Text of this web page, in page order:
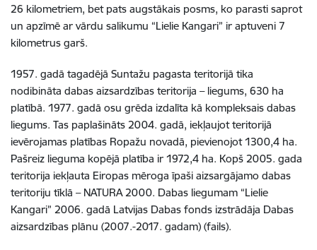
26 kilometriem, bet pats augstākais posms, ko parasti saprot
un apzīmē ar vārdu salikumu “Lielie Kangari” ir aptuveni 7
kilometrus garš.
1957. gadā tagadējā Suntažu pagasta teritorijā tika
nodibināta dabas aizsardzības teritorija – liegums, 630 ha
platībā. 1977. gadā osu grēda izdalīta kā kompleksais dabas
liegums. Tas paplašināts 2004. gadā, iekļaujot teritorijā
ievērojamas platības Ropažu novadā, pievienojot 1300,4 ha.
Pašreiz lieguma kopējā platība ir 1972,4 ha. Kopš 2005. gada
teritorija iekļauta Eiropas mēroga īpaši aizsargājamo dabas
teritoriju tīklā – NATURA 2000. Dabas liegumam “Lielie
Kangari” 2006. gadā Latvijas Dabas fonds izstrādāja Dabas
aizsardzības plānu (2007.-2017. gadam) (fails).